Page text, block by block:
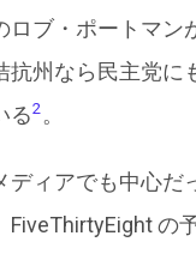
ブ・ポートマン
州なら民主党に
る2。
ィアでも中心だ
の